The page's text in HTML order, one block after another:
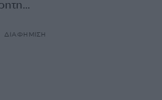
ΔΙΑΦΗΜΙΣΗ